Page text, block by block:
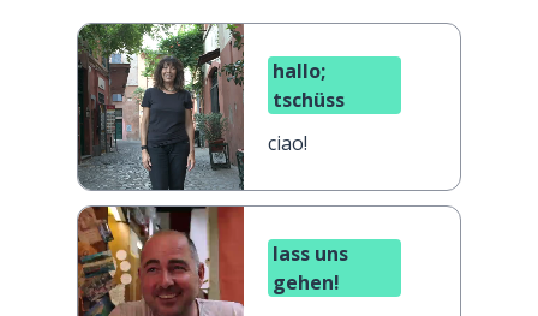
hallo;
tschüss
ciao!
lass uns
gehen!